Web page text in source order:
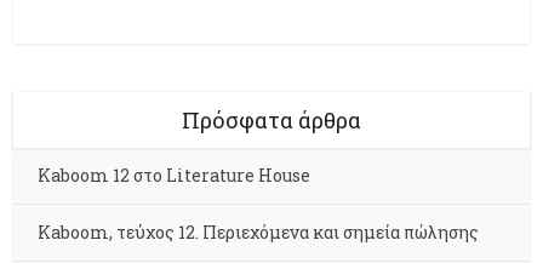
Πρόσφατα άρθρα
Kaboom 12 στο Literature House
Kaboom, τεύχος 12. Περιεχόμενα και σημεία πώλησης